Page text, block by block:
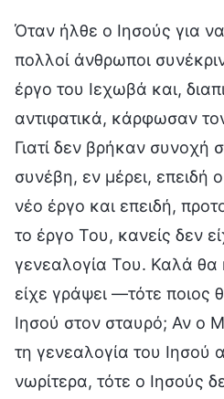
Όταν ήλθε ο Ιησούς για
πολλοί άνθρωποι
έργο του Ιεχωβά και,
αντιφατικά, κάρφωσαν
Γιατί δεν βρήκαν συνοχή
συνέβη, εν μέρει, επειδή
νέο έργο και επειδή,
το έργο Του, κανείς δεν
γενεαλογία Του. Καλά θα
είχε γράψει —τότε ποιος
Ιησού στον σταυρό; Αν ο
τη γενεαλογία του Ιησού
νωρίτερα, τότε ο Ιησούς